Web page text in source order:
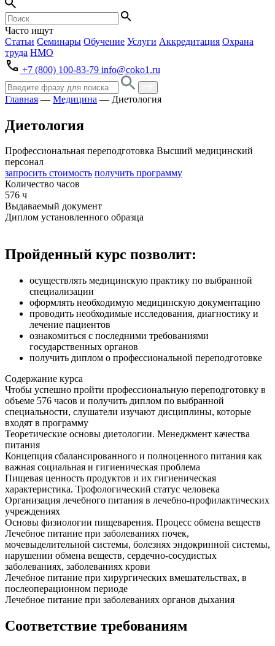
Часто ищут
Статьи Семинары Обучение Услуги Аккредитация Охрана
труда НМО
+7 (800) 100-83-79 info@coko1.ru
Главная — Медицина — Диетология
Диетология
Профессиональная переподготовка Высший медицинский
персонал
запросить стоимость получить программу
Количество часов
576 ч
Выдаваемый документ
Диплом установленного образца
Пройденный курс позволит:
осуществлять медицинскую практику по выбранной
специализации
оформлять необходимую медицинскую документацию
проводить необходимые исследования, диагностику и
лечение пациентов
ознакомиться с последними требованиями
государственных органов
получить диплом о профессиональной переподготовке
Содержание курса
Чтобы успешно пройти профессиональную переподготовку в
объеме 576 часов и получить диплом по выбранной
специальности, слушатели изучают дисциплины, которые
входят в программу
Теоретические основы диетологии. Менеджмент качества
питания
Концепция сбалансированного и полноценного питания как
важная социальная и гигиеническая проблема
Пищевая ценность продуктов и их гигиеническая
характеристика. Трофологический статус человека
Организация лечебного питания в лечебно-профилактических
учреждениях
Основы физиологии пищеварения. Процесс обмена веществ
Лечебное питание при заболеваниях почек,
мочевыделительной системы, болезнях эндокринной системы,
нарушении обмена веществ, сердечно-сосудистых
заболеваниях, заболеваниях крови
Лечебное питание при хирургических вмешательствах, в
послеоперационном периоде
Лечебное питание при заболеваниях органов дыхания
Соответствие требованиям